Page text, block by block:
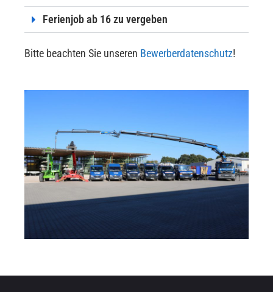
Ferienjob ab 16 zu vergeben
Bitte beachten Sie unseren Bewerberdatenschutz!